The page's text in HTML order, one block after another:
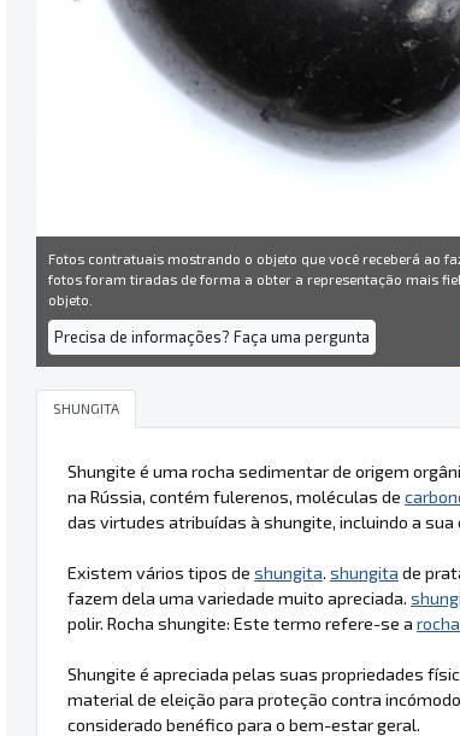
Fotos contratuais mostrando o objeto que você receberá ao
fotos foram tiradas de forma a obter a representação mais
objeto.
Precisa de informações? Faça uma pergunta
SHUNGITA
Shungite é uma rocha sedimentar de origem
na Rússia, contém fulerenos, moléculas de
das virtudes atribuídas à shungite, incluindo a
Existem vários tipos de shungita. shungita de
fazem dela uma variedade muito apreciada.
polir. Rocha shungite: Este termo refere-se a
Shungite é apreciada pelas suas propriedades
material de eleição para proteção contra
considerado benéfico para o bem-estar geral.